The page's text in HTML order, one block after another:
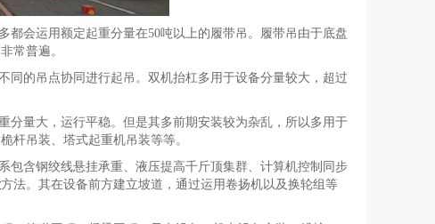
会运用额定起重分量在50吨以上的履带吊。履带吊由于底盘
常普遍。
同的吊点协同进行起吊。双机抬杠多用于设备分量较大，超过
分量大，运行平稳。但是其多前期安装较为杂乱，所以多用于
杆吊装、塔式起重机吊装等等。
包含钢绞线悬挂承重、液压提高千斤顶集群、计算机控制同步
方法。其在设备前方建立坡道，通过运用卷扬机以及换轮组等